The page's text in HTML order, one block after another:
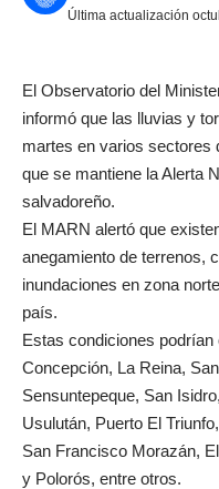
Última actualización
El Observatorio del
informó que las lluvias y
martes en varios sectores
que se mantiene la Alerta
salvadoreño.
El MARN alertó que
anegamiento de terrenos,
inundaciones en zona
país.
Estas condiciones
Concepción, La Reina,
Sensuntepeque, San
Usulután, Puerto El
San Francisco Morazán,
y Polorós, entre otros.